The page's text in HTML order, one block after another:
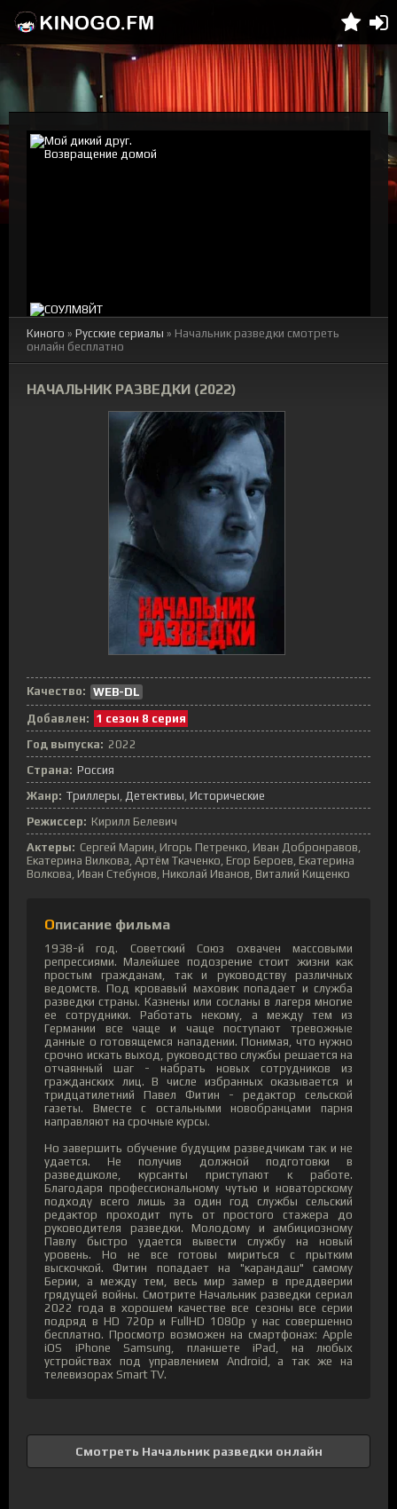
Киного » Русские сериалы » Начальник разведки смотреть
онлайн бесплатно
НАЧАЛЬНИК РАЗВЕДКИ (2022)
Качество: WEB-DL
Добавлен: 1 сезон 8 серия
Год выпуска: 2022
Страна: Россия
Жанр: Триллеры Детективы Исторические
Режиссер: Кирилл Белевич
Актеры: Сергей Марин, Игорь Петренко, Иван Добронравов,
Екатерина Вилкова, Артём Ткаченко, Егор Бероев, Екатерина
Волкова, Иван Стебунов, Николай Иванов, Виталий Кищенко
Описание фильма
1938-й год. Советский Союз охвачен массовыми
репрессиями. Малейшее подозрение стоит жизни как
простым гражданам, так и руководству различных
ведомств. Под кровавый маховик попадает и служба
разведки страны. Казнены или сосланы в лагеря многие
ее сотрудники. Работать некому, а между тем из
Германии все чаще и чаще поступают тревожные
данные о готовящемся нападении. Понимая, что нужно
срочно искать выход, руководство службы решается на
отчаянный шаг - набрать новых сотрудников из
гражданских лиц. В числе избранных оказывается и
тридцатилетний Павел Фитин - редактор сельской
газеты. Вместе с остальными новобранцами парня
направляют на срочные курсы.
Но завершить обучение будущим разведчикам так и не
удается. Не получив должной подготовки в
разведшколе, курсанты приступают к работе.
Благодаря профессиональному чутью и новаторскому
подходу всего лишь за один год службы сельский
редактор проходит путь от простого стажера до
руководителя разведки. Молодому и амбициозному
Павлу быстро удается вывести службу на новый
уровень. Но не все готовы мириться с прытким
выскочкой. Фитин попадает на "карандаш" самому
Берии, а между тем, весь мир замер в преддверии
грядущей войны. Смотрите Начальник разведки сериал
2022 года в хорошем качестве все сезоны все серии
подряд в HD 720p и FullHD 1080p у нас совершенно
бесплатно. Просмотр возможен на смартфонах: Apple
iOS iPhone Samsung, планшете iPad, на любых
устройствах под управлением Android, а так же на
телевизорах Smart TV.
Смотреть Начальник разведки онлайн